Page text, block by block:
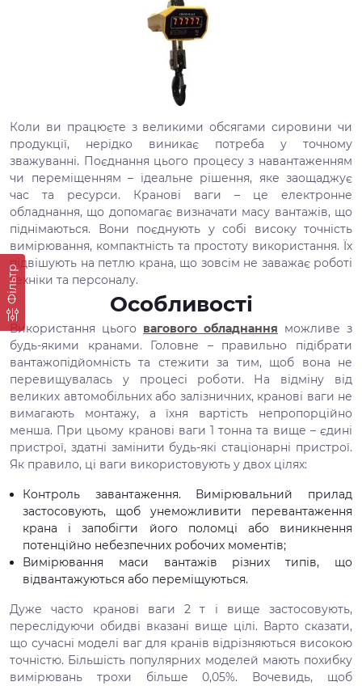
Фільтр
Коли ви працюєте з великими обсягами сировини чи
продукції, нерідко виникає потреба у точному
зважуванні. Поєднання цього процесу з навантаженням
чи переміщенням – ідеальне рішення, яке заощаджує
час та ресурси. Кранові ваги – це електронне
обладнання, що допомагає визначати масу вантажів, що
піднімаються. Вони поєднують у собі високу точність
вимірювання, компактність та простоту використання. Їх
підвішують на петлю крана, що зовсім не заважає роботі
техніки та персоналу.
Особливості
Використання цього вагового обладнання можливе з
будь-якими кранами. Головне – правильно підібрати
вантажопідйомність та стежити за тим, щоб вона не
перевищувалась у процесі роботи. На відміну від
великих автомобільних або залізничних, кранові ваги не
вимагають монтажу, а їхня вартість непропорційно
менша. При цьому кранові ваги 1 тонна та вище – єдині
пристрої, здатні замінити будь-які стаціонарні пристрої.
Як правило, ці ваги використовують у двох цілях:
Контроль завантаження. Вимірювальний прилад
застосовують, щоб унеможливити перевантаження
крана і запобігти його поломці або виникнення
потенційно небезпечних робочих моментів;
Вимірювання маси вантажів різних типів, що
відвантажуються або переміщуються.
Дуже часто кранові ваги 2 т і вище застосовують,
переслідуючи обидві вказані вище цілі. Варто сказати,
що сучасні моделі ваг для кранів відрізняються високою
точністю. Більшість популярних моделей мають похибку
вимірювань трохи більше 0,05%. Вочевидь, щоб